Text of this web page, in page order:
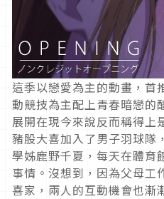
這季以戀愛為主的動畫，首
動競技為主配上青春暗戀的
展開在現今來說反而稱得上
豬股大喜加入了男子羽球隊
學姊鹿野千夏，每天在體育
事情。沒想到，因為父母工
喜家，兩人的互動機會也漸